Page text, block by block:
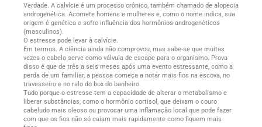
Verdade. A calvície é um processo crônico, também chamado de alopecia
androgenética. Acomete homens e mulheres e, como o nome indica, sua
origem é genética e sofre influência dos hormônios androgenéticos
(masculinos).
O estresse pode levar à calvície.
Em termos. A ciência ainda não comprovou, mas sabe-se que muitas
vezes o cabelo serve como válvula de escape para o organismo. Prova
disso é que de três a seis meses após uma evento estressante, como a
perda de um familiar, a pessoa começa a notar mais fios na escova, no
travesseiro e no ralo do box do banheiro.
Tudo porque o estresse tem a capacidade de alterar o metabolismo e
liberar substâncias, como o hormônio cortisol, que deixam o couro
cabeludo mais oleoso ou provocar uma inflamação local que pode fazer
com que os fios não só caiam mais rapidamente como fiquem mais